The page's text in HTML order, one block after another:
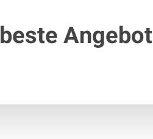
beste Angebot